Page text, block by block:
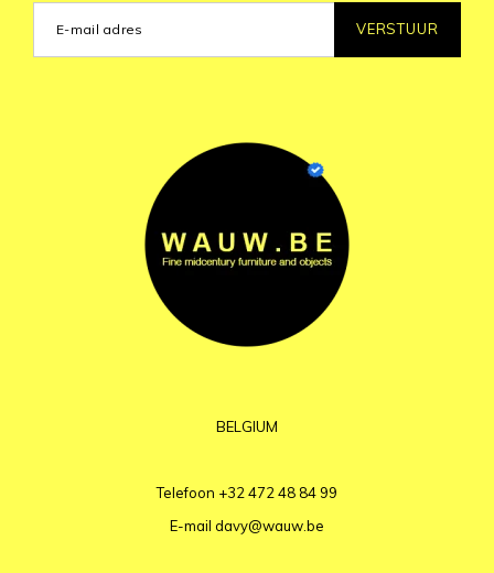
VERSTUUR
BELGIUM
Telefoon +32 472 48 84 99
E-mail davy@wauw.be